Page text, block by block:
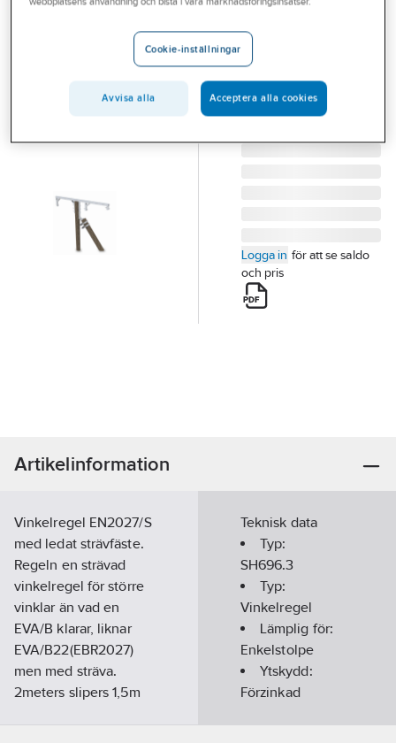
Vinkelregel
EN2027/S
VINKELREGEL
EN2027/S LED FÄSTE
SH696.3
Artikelnummer:
Logga in för att se saldo
och pris
Artikelinformation
Vinkelregel EN2027/S
med ledat strävfäste.
Regeln en strävad
vinkelregel för större
vinklar än vad en
EVA/B klarar, liknar
EVA/B22(EBR2027)
men med sträva.
2meters slipers 1,5m
Teknisk data
Typ:
SH696.3
Typ:
Vinkelregel
Lämplig för:
Enkelstolpe
Ytskydd:
Förzinkad
Cookie-inställningar
Avvisa alla Acceptera alla cookies